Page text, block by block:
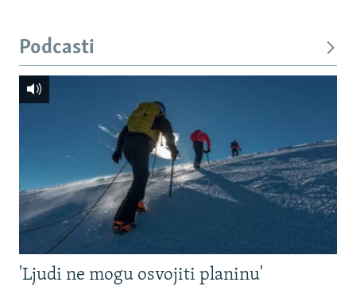
Podcasti
'Ljudi ne mogu osvojiti planinu'